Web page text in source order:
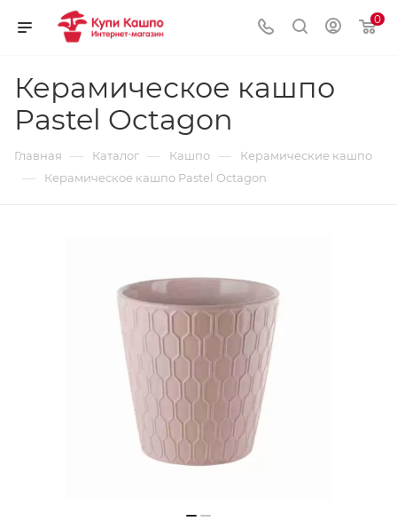
0
Керамическое кашпо
Pastel Octagon
Главная — Каталог — Кашпо — Керамические кашпо
— Керамическое кашпо Pastel Octagon